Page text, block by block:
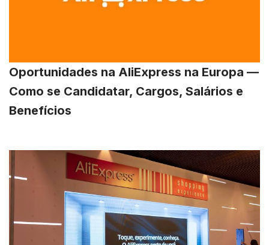
Oportunidades na AliExpress na Europa —
Como se Candidatar, Cargos, Salários e
Benefícios